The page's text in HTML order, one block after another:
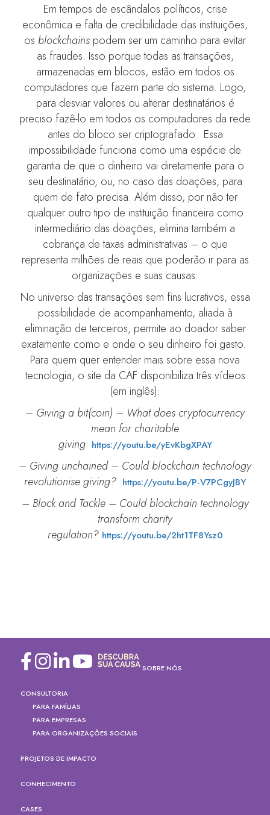
Em tempos de escândalos políticos, crise
econômica e falta de credibilidade das instituições,
os blockchains podem ser um caminho para evitar
as fraudes. Isso porque todas as transações,
armazenadas em blocos, estão em todos os
computadores que fazem parte do sistema. Logo,
para desviar valores ou alterar destinatários é
preciso fazê-lo em todos os computadores da rede
antes do bloco ser criptografado. Essa
impossibilidade funciona como uma espécie de
garantia de que o dinheiro vai diretamente para o
seu destinatário, ou, no caso das doações, para
quem de fato precisa. Além disso, por não ter
qualquer outro tipo de instituição financeira como
intermediário das doações, elimina também a
cobrança de taxas administrativas – o que
representa milhões de reais que poderão ir para as
organizações e suas causas.
No universo das transações sem fins lucrativos, essa
possibilidade de acompanhamento, aliada à
eliminação de terceiros, permite ao doador saber
exatamente como e onde o seu dinheiro foi gasto.
Para quem quer entender mais sobre essa nova
tecnologia, o site da CAF disponibiliza três vídeos
(em inglês):
– Giving a bit(coin) – What does cryptocurrency
mean for charitable
giving https://youtu.be/yEvKbgXPAY
– Giving unchained – Could blockchain technology
revolutionise giving? https://youtu.be/P-V7PCgyJBY
– Block and Tackle – Could blockchain technology
transform charity
regulation? https://youtu.be/2ht1TF8Ysz0
SOBRE NÓS
CONSULTORIA
PARA FAMÍLIAS
PARA EMPRESAS
PARA ORGANIZAÇÕES SOCIAIS
PROJETOS DE IMPACTO
CONHECIMENTO
CASES